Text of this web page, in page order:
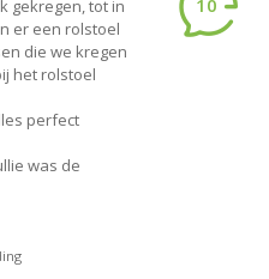
gekregen, tot in
er een rolstoel
die we kregen
het rolstoel
perfect
was de
10